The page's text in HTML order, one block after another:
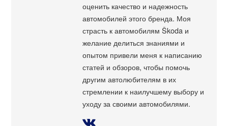
оценить качество и надежность
автомобилей этого бренда. Моя
страсть к автомобилям Škoda и
желание делиться знаниями и
опытом привели меня к написанию
статей и обзоров, чтобы помочь
другим автолюбителям в их
стремлении к наилучшему выбору и
уходу за своими автомобилями.